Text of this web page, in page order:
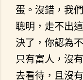
蛋。沒錯，我
聰明，走不出
決了，你認為
只有富人，沒
去看待，且沒